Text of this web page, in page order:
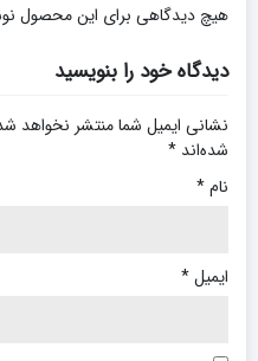
هیچ دیدگاهی برای این محصول
دیدگاه خود را بنویسید
نشانی ایمیل شما منتشر نخواهد
شده‌اند *
نام*
ایمیل*